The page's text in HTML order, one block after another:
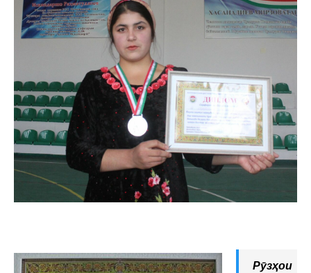
Рӯзҳои